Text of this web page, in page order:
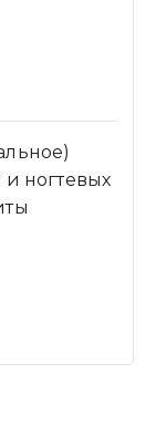
ногтевых